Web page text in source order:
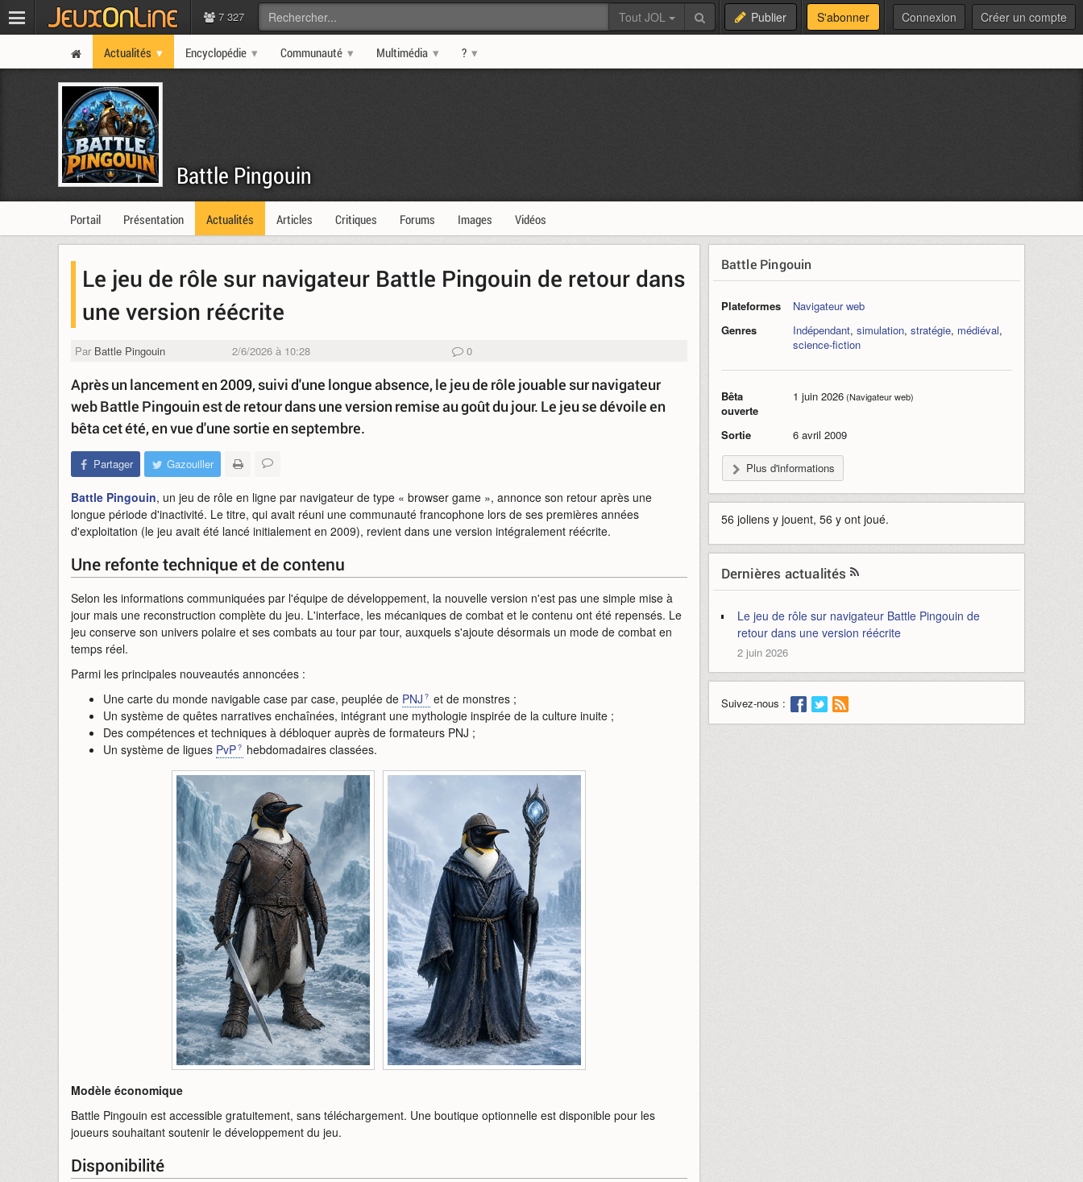
7 327 Tout JOL Publier S'abonner Connexion Créer un compte
Actualités Encyclopédie Communauté Multimédia ?
Battle Pingouin
Portail Présentation Actualités Articles Critiques Forums Images Vidéos
Le jeu de rôle sur navigateur Battle Pingouin de retour dans
une version réécrite
Par Battle Pingouin 2/6/2026 à 10:28 0
Après un lancement en 2009, suivi d'une longue absence, le jeu de rôle jouable sur navigateur
web Battle Pingouin est de retour dans une version remise au goût du jour. Le jeu se dévoile en
bêta cet été, en vue d'une sortie en septembre.
Partager Gazouiller
Battle Pingouin, un jeu de rôle en ligne par navigateur de type « browser game », annonce son retour après une
longue période d'inactivité. Le titre, qui avait réuni une communauté francophone lors de ses premières années
d'exploitation (le jeu avait été lancé initialement en 2009), revient dans une version intégralement réécrite.
Une refonte technique et de contenu
Selon les informations communiquées par l'équipe de développement, la nouvelle version n'est pas une simple mise à
jour mais une reconstruction complète du jeu. L'interface, les mécaniques de combat et le contenu ont été repensés. Le
jeu conserve son univers polaire et ses combats au tour par tour, auxquels s'ajoute désormais un mode de combat en
temps réel.
Parmi les principales nouveautés annoncées :
Une carte du monde navigable case par case, peuplée de PNJ
et de monstres ;
Un système de quêtes narratives enchaînées, intégrant une mythologie inspirée de la culture inuite ;
Des compétences et techniques à débloquer auprès de formateurs PNJ ;
Un système de ligues PvP hebdomadaires classées.
Modèle économique
Battle Pingouin est accessible gratuitement, sans téléchargement. Une boutique optionnelle est disponible pour les
joueurs souhaitant soutenir le développement du jeu.
Disponibilité
Battle Pingouin
Plateformes
Navigateur web
Genres
Indépendant, simulation, stratégie, médiéval,
science-fiction
Bêta
ouverte
1 juin 2026(Navigateur web)
Sortie 6 avril 2009
Plus d'informations
56 joliens y jouent, 56 y ont joué.
Dernières actualités
Le jeu de rôle sur navigateur Battle Pingouin de
retour dans une version réécrite
2 juin 2026
Suivez-nous :